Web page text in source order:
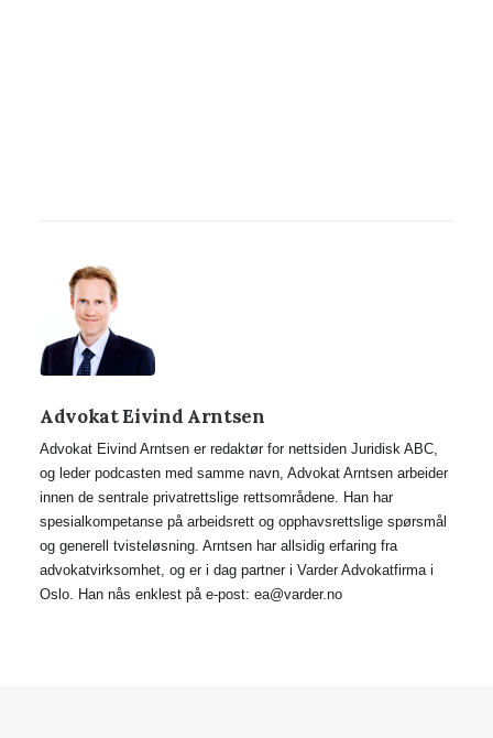
Advokat Eivind Arntsen
Advokat Eivind Arntsen er redaktør for nettsiden Juridisk ABC,
og leder podcasten med samme navn, Advokat Arntsen arbeider
innen de sentrale privatrettslige rettsområdene. Han har
spesialkompetanse på arbeidsrett og opphavsrettslige spørsmål
og generell tvisteløsning. Arntsen har allsidig erfaring fra
advokatvirksomhet, og er i dag partner i Varder Advokatfirma i
Oslo. Han nås enklest på e-post: ea@varder.no